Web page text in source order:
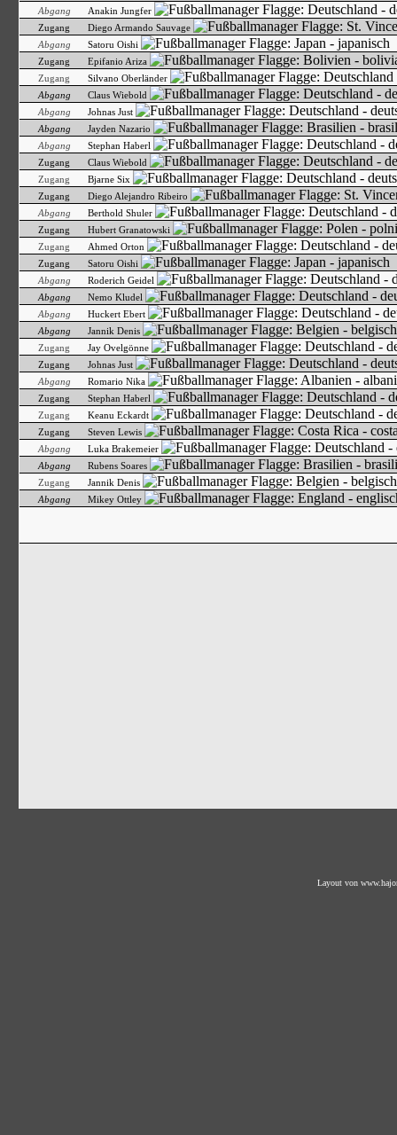
Abgang
Anakin Jungfer
Zugang
Diego Armando Sauvage
Abgang
Satoru Oishi
Zugang
Epifanio Ariza
Zugang
Silvano Oberländer
Abgang
Claus Wiebold
Abgang
Johnas Just
Abgang
Jayden Nazario
Abgang
Stephan Haberl
Zugang
Claus Wiebold
Zugang
Bjarne Six
Zugang
Diego Alejandro Ribeiro
Abgang
Berthold Shuler
Zugang
Hubert Granatowski
Zugang
Ahmed Orton
Zugang
Satoru Oishi
Abgang
Roderich Geidel
Abgang
Nemo Kludel
Abgang
Huckert Ebert
Abgang
Jannik Denis
Zugang
Jay Ovelgönne
Zugang
Johnas Just
Abgang
Romario Nika
Zugang
Stephan Haberl
Zugang
Keanu Eckardt
Zugang
Steven Lewis
Abgang
Luka Brakemeier
Abgang
Rubens Soares
Zugang
Jannik Denis
Abgang
Mikey Ottley
Layout von